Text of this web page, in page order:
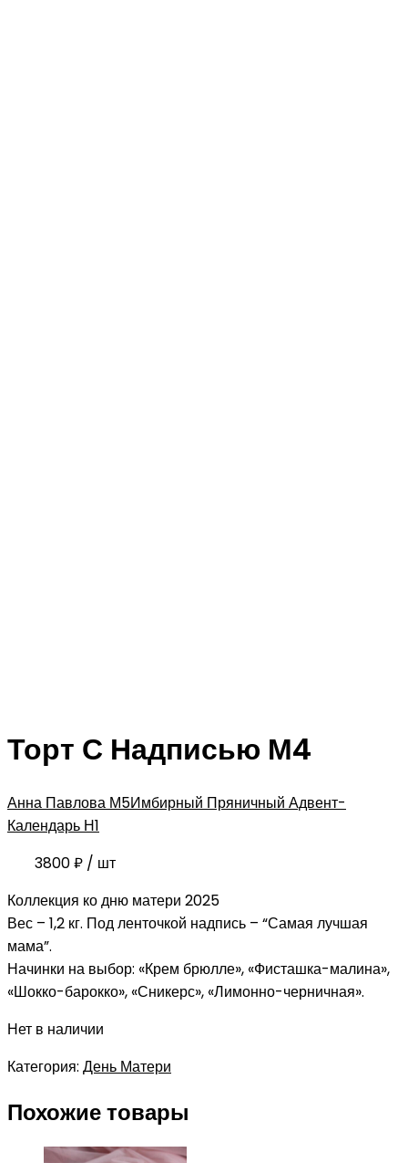
Торт С Надписью М4
Анна Павлова М5Имбирный Пряничный Адвент-
Календарь Н1
3800₽ / шт
Коллекция ко дню матери 2025
Вес – 1,2 кг. Под ленточкой надпись – “Самая лучшая
мама”.
Начинки на выбор: «Крем брюлле», «Фисташка-малина»,
«Шокко-барокко», «Сникерс», «Лимонно-черничная».
Нет в наличии
Категория: День Матери
Похожие товары